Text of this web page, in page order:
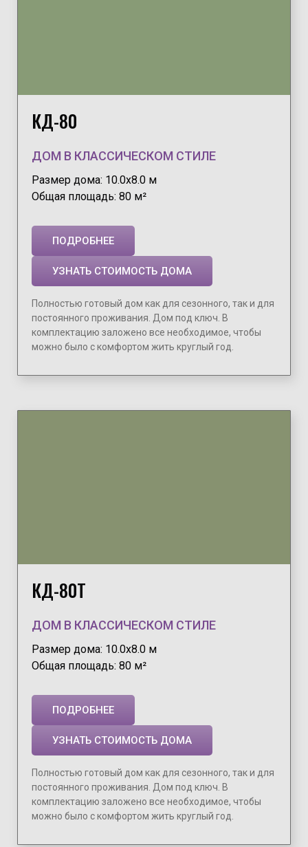
КД-80
ДОМ В КЛАССИЧЕСКОМ СТИЛЕ
Размер дома: 10.0х8.0 м
Общая площадь: 80 м²
ПОДРОБНЕЕ
УЗНАТЬ СТОИМОСТЬ ДОМА
Полностью готовый дом как для сезонного, так и для
постоянного проживания. Дом под ключ. В
комплектацию заложено все необходимое, чтобы
можно было с комфортом жить круглый год.
КД-80Т
ДОМ В КЛАССИЧЕСКОМ СТИЛЕ
Размер дома: 10.0х8.0 м
Общая площадь: 80 м²
ПОДРОБНЕЕ
УЗНАТЬ СТОИМОСТЬ ДОМА
Полностью готовый дом как для сезонного, так и для
постоянного проживания. Дом под ключ. В
комплектацию заложено все необходимое, чтобы
можно было с комфортом жить круглый год.